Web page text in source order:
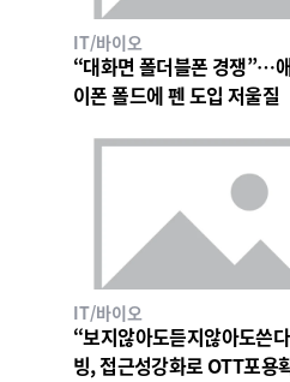
IT/바이오
“대화면 폴더블폰 경쟁”…
이폰 폴드에 펜 도입 저울질
IT/바이오
“보지않아도듣지않아도쓴
빙, 접근성강화로 OTT포용